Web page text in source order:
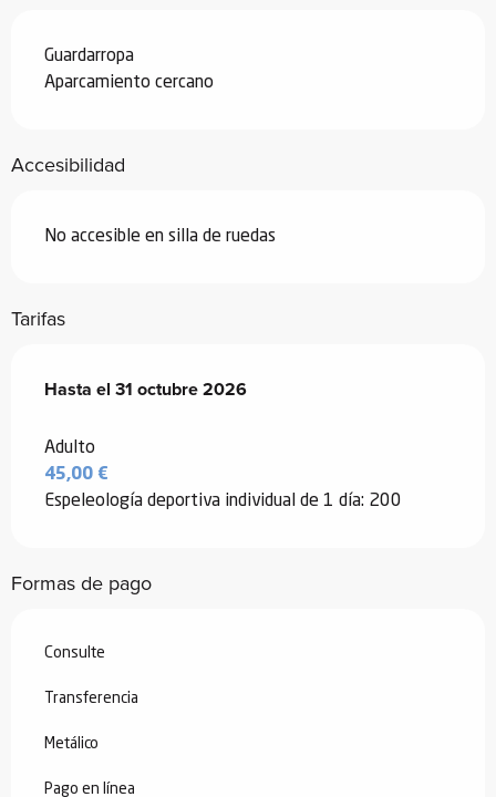
Guardarropa
Aparcamiento cercano
Accesibilidad
No accesible en silla de ruedas
Tarifas
Desde 1 mayo 2026hasta
Hasta el 31 octubre 2026
Adulto
45,00 €
Espeleología deportiva individual de 1 día: 200
Formas de pago
Consulte
Transferencia
Metálico
Pago en línea